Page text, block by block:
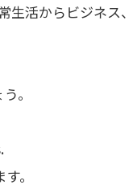
生活からビジネス
。
。